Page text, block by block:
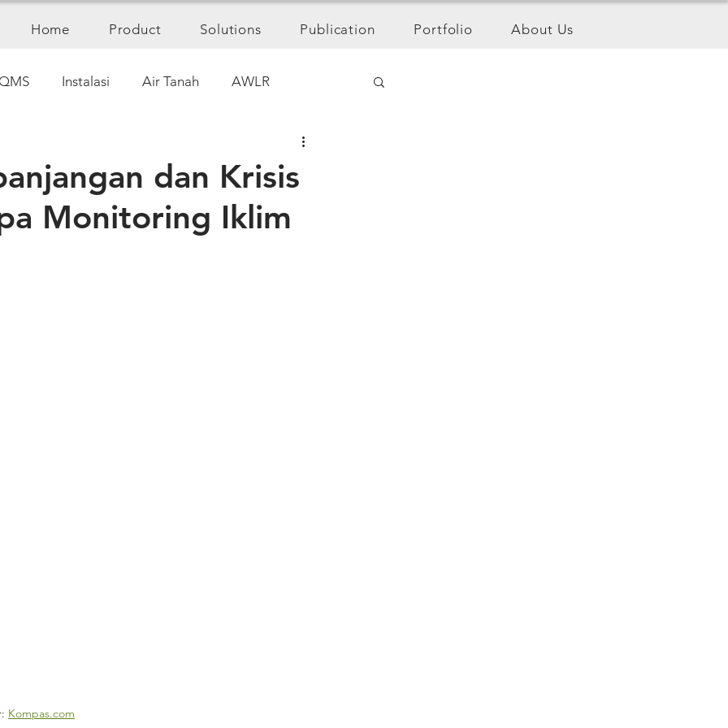
Home Product Solutions Publication Portfolio About Us
Instalasi Air Tanah AWLR
dan Krisis
Monitoring Iklim
Kompas.com